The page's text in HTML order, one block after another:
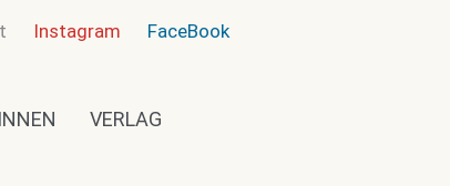
Instagram FaceBook
VERLAG